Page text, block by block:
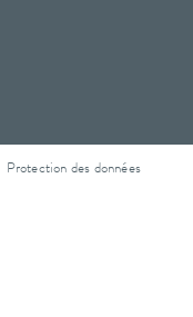
Protection des données